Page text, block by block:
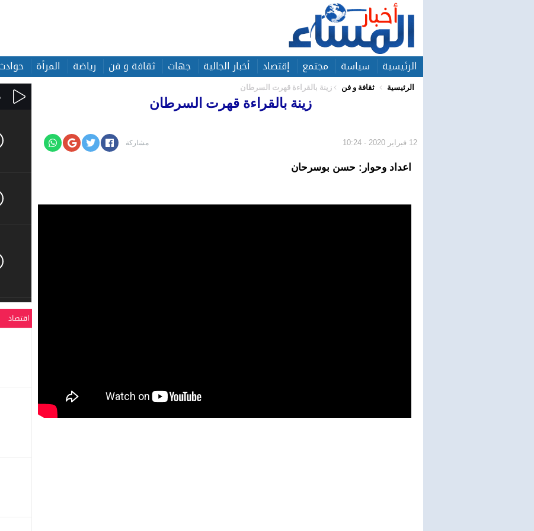
الرئيسية سياسة مجتمع إقتصاد أخبار الجالية جهات ثقافة و فن رياضة المرأة
الرئيسية ثقافة و فن زينة بالقراءة قهرت السرطان
زينة بالقراءة قهرت السرطان
12 فبراير 2020 - 10:24 مشاركة
اعداد وحوار: حسن بوسرحان
اقتصاد